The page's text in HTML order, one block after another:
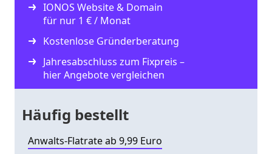
IONOS Website & Domain
für nur 1 € / Monat
Kostenlose Gründerberatung
Jahresabschluss zum Fixpreis –
hier Angebote vergleichen
Häufig bestellt
Anwalts-Flatrate ab 9,99 Euro